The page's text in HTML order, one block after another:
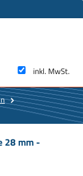
inkl. MwSt.
28 mm -